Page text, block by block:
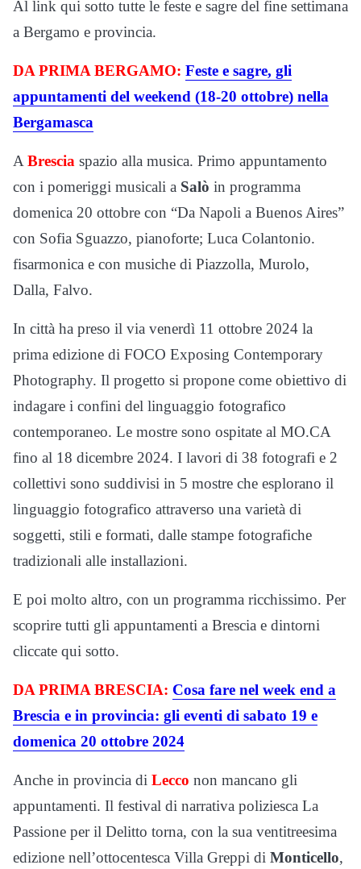
Al link qui sotto tutte le feste e sagre del fine settimana
a Bergamo e provincia.
DA PRIMA BERGAMO: Feste e sagre, gli
appuntamenti del weekend (18-20 ottobre) nella
Bergamasca
A Brescia spazio alla musica. Primo appuntamento
con i pomeriggi musicali a Salò in programma
domenica 20 ottobre con “Da Napoli a Buenos Aires”
con Sofia Sguazzo, pianoforte; Luca Colantonio.
fisarmonica e con musiche di Piazzolla, Murolo,
Dalla, Falvo.
In città ha preso il via venerdì 11 ottobre 2024 la
prima edizione di FOCO Exposing Contemporary
Photography. Il progetto si propone come obiettivo di
indagare i confini del linguaggio fotografico
contemporaneo. Le mostre sono ospitate al MO.CA
fino al 18 dicembre 2024. I lavori di 38 fotografi e 2
collettivi sono suddivisi in 5 mostre che esplorano il
linguaggio fotografico attraverso una varietà di
soggetti, stili e formati, dalle stampe fotografiche
tradizionali alle installazioni.
E poi molto altro, con un programma ricchissimo. Per
scoprire tutti gli appuntamenti a Brescia e dintorni
cliccate qui sotto.
DA PRIMA BRESCIA: Cosa fare nel week end a
Brescia e in provincia: gli eventi di sabato 19 e
domenica 20 ottobre 2024
Anche in provincia di Lecco non mancano gli
appuntamenti. Il festival di narrativa poliziesca La
Passione per il Delitto torna, con la sua ventitreesima
edizione nell’ottocentesca Villa Greppi di Monticello,